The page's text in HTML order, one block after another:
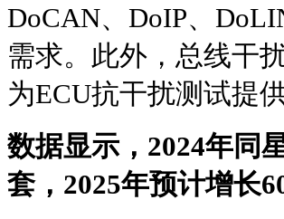
DoCAN、DoIP、
需求。此外，总线干
为ECU抗干扰测试提供
数据显示，2024年同
套，2025年预计增长